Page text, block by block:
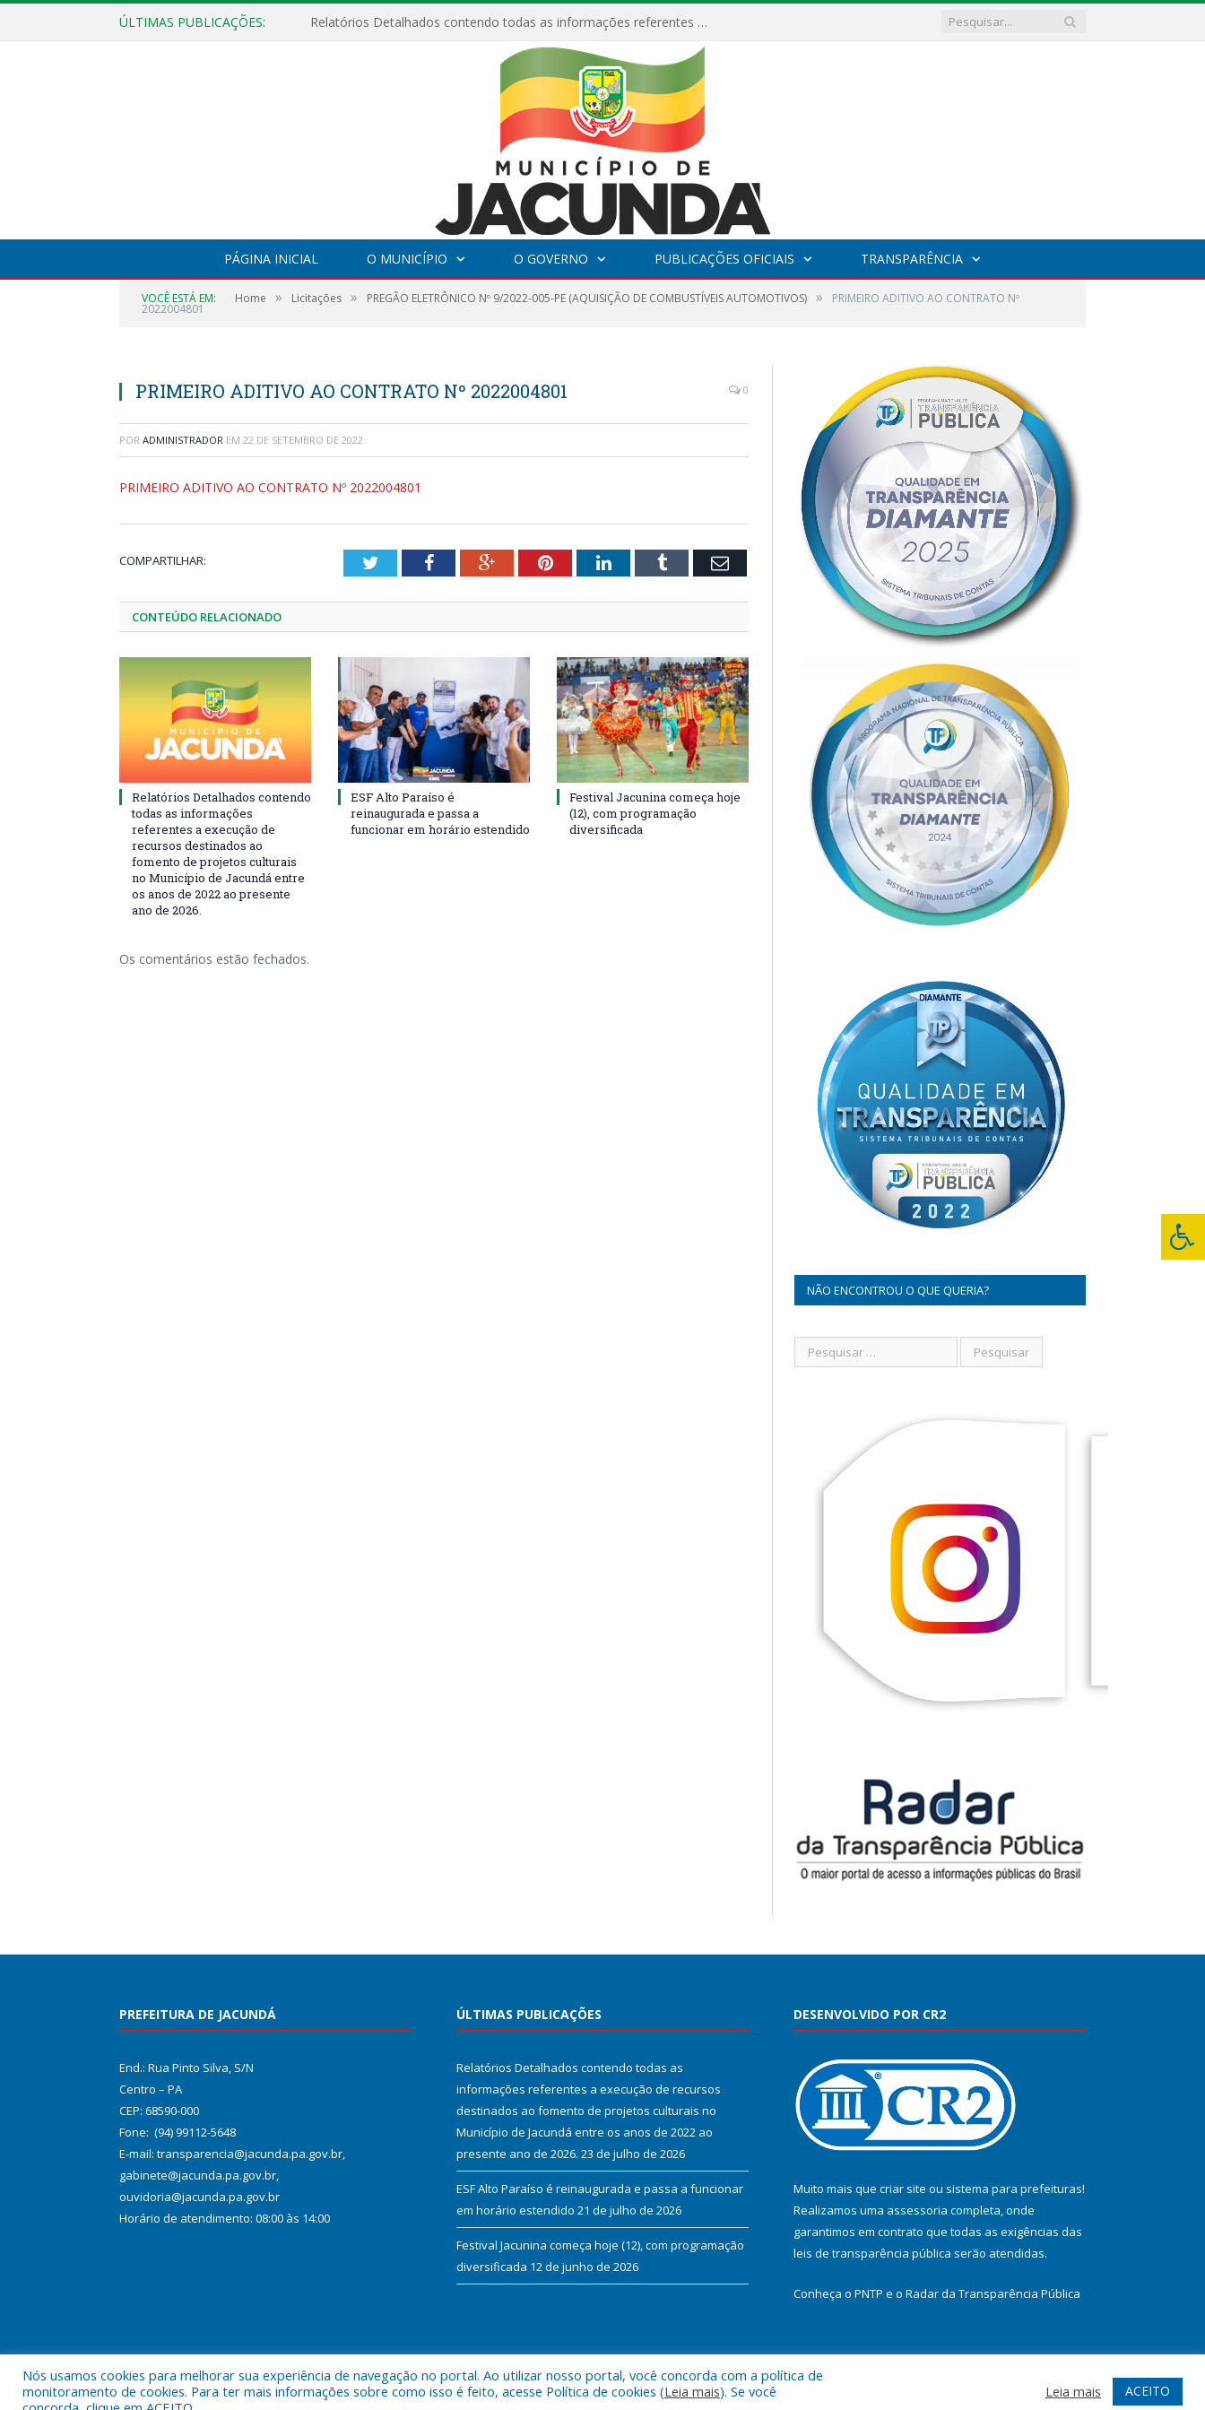
ÚLTIMAS PUBLICAÇÕES: Relatórios Detalhados contendo todas as informações referentes a execução de recursos destinados ao fomento de projetos culturais no Município de Jacundá entre os anos de 2022 ao presente ano de 2026.
PÁGINA INICIAL O MUNICÍPIO O GOVERNO PUBLICAÇÕES OFICIAIS TRANSPARÊNCIA
VOCÊ ESTÁ EM: Home » Licitações » PREGÃO ELETRÔNICO Nº 9/2022-005-PE (AQUISIÇÃO DE COMBUSTÍVEIS AUTOMOTIVOS) » PRIMEIRO ADITIVO AO CONTRATO Nº
2022004801
PRIMEIRO ADITIVO AO CONTRATO Nº 2022004801 0
POR ADMINISTRADOR EM 22 DE SETEMBRO DE 2022
PRIMEIRO ADITIVO AO CONTRATO Nº 2022004801
COMPARTILHAR: TwitterFacebookGoogle+PinterestLinkedInTumblr Email
CONTEÚDO RELACIONADO
Relatórios Detalhados contendo
todas as informações
referentes a execução de
recursos destinados ao
fomento de projetos culturais
no Município de Jacundá entre
os anos de 2022 ao presente
ano de 2026.
ESF Alto Paraíso é
reinaugurada e passa a
funcionar em horário estendido
Festival Jacunina começa hoje
(12), com programação
diversificada
Os comentários estão fechados.
NÃO ENCONTROU O QUE QUERIA?
PREFEITURA DE JACUNDÁ
End.: Rua Pinto Silva, S/N
Centro – PA
CEP: 68590-000
Fone: (94) 99112-5648
E-mail: transparencia@jacunda.pa.gov.br,
gabinete@jacunda.pa.gov.br,
ouvidoria@jacunda.pa.gov.br
Horário de atendimento: 08:00 às 14:00
ÚLTIMAS PUBLICAÇÕES
Relatórios Detalhados contendo todas as
informações referentes a execução de recursos
destinados ao fomento de projetos culturais no
Município de Jacundá entre os anos de 2022 ao
presente ano de 2026. 23 de julho de 2026
ESF Alto Paraíso é reinaugurada e passa a funcionar
em horário estendido 21 de julho de 2026
Festival Jacunina começa hoje (12), com programação
diversificada 12 de junho de 2026
DESENVOLVIDO POR CR2
Muito mais que criar site ou sistema para prefeituras!
Realizamos uma assessoria completa, onde
garantimos em contrato que todas as exigências das
leis de transparência pública serão atendidas.
Conheça o PNTP e o Radar da Transparência Pública
Todos os direitos reservados a Prefeitura Municipal de Jacundá. Mapa do Site Acessar Webmail
Nós usamos cookies para melhorar sua experiência de navegação no portal. Ao utilizar nosso portal, você concorda com a política de
monitoramento de cookies. Para ter mais informações sobre como isso é feito, acesse Política de cookies (Leia mais). Se você
Leia mais ACEITO